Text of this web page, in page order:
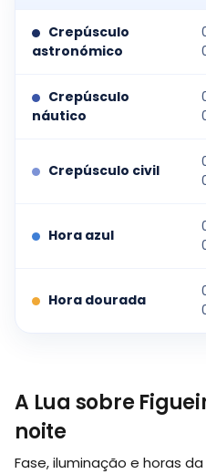
Crepúsculo
astronómico
Crepúsculo
náutico
Crepúsculo civil
Hora azul
Hora dourada
A Lua sobre
noite
Fase, iluminação e horas da